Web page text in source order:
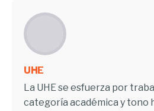
UHE
La UHE se esfuerza por
categoría académica y tono